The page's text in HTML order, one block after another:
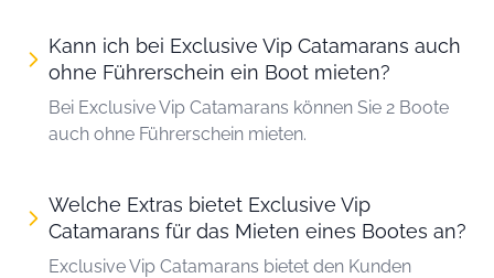
Kann ich bei Exclusive Vip Catamarans auch
ohne Führerschein ein Boot mieten?
Bei Exclusive Vip Catamarans können Sie 2 Boote
auch ohne Führerschein mieten.
Welche Extras bietet Exclusive Vip
Catamarans für das Mieten eines Bootes an?
Exclusive Vip Catamarans bietet den Kunden